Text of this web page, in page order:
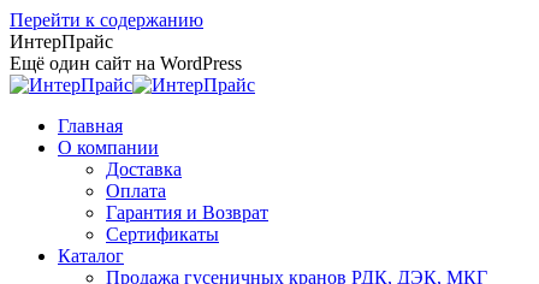
Перейти к содержанию
ИнтерПрайс
Ещё один сайт на WordPress
Главная
О компании
Доставка
Оплата
Гарантия и Возврат
Сертификаты
Каталог
Продажа гусеничных кранов РДК, ДЭК, МКГ